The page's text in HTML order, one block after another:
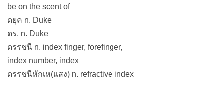
be on the scent of
ดยุค n. Duke
ดร. n. Duke
ดรรชนี n. index finger, forefinger,
index number, index
ดรรชนีหักเห(แสง) n. refractive index